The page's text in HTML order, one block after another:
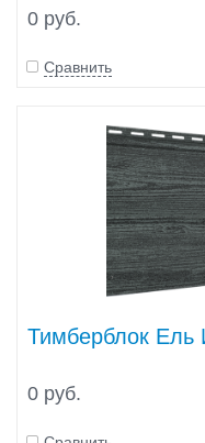
0 руб.
Сравнить
Тимберблок Ель
0 руб.